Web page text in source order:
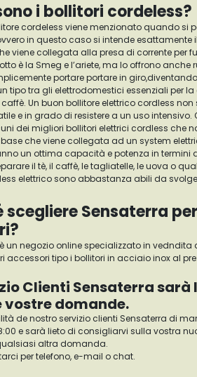
i bollitori cordeless?
cordeless viene menzionato quando si
in questo caso si intende
viene collegata alla presa di corrente per
è la Smeg e l’ariete, ma lo offrono anche
portare portare in
tipo tra gli elettrodomestici essenziali per
Un buon bollitore elettrico cordless
e in grado di resistere a un uso intensivo.
dei migliori bollitori elettrici cordless che
che viene collegata ad un system
un ottima capacità e potenza in termini
il tè, il caffè, le tagliatelle, le uova o
elettrico sono abbastanza abili da
scegliere Sensaterra
un negozio online specializzato in
e altri accessori tipo i bollitori in acciaio inox al
Clienti Sensaterra
vostre domande.
de nostro servizio clienti Sensaterra di
e sarà lieto di consigliarvi sulla vostra
altra domanda.
per telefono, e-mail o chat.